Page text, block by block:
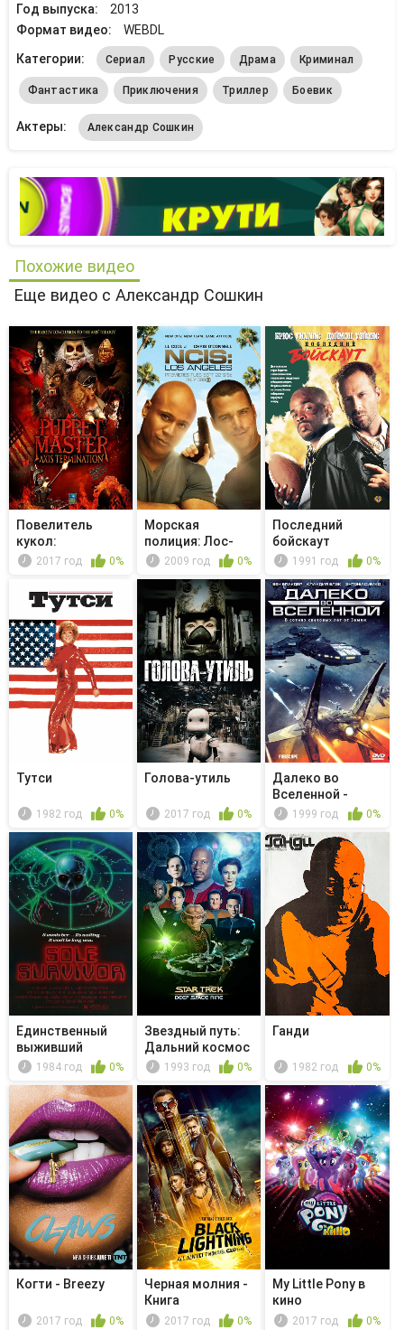
Год выпуска:
2013
Формат видео:
WEBDL
Категории:
Сериал Русские Драма Криминал
Фантастика Приключения Триллер Боевик
Актеры: Александр Сошкин
Похожие видео
Еще видео с Александр Сошкин
Повелитель
кукол:
Уничтожение оси
2017 год 0%
Морская
полиция: Лос-
Анджелес -
2009 год 0%
Последний
бойскаут
1991 год 0%
Тутси
1982 год 0%
Голова-утиль
2017 год 0%
Далеко во
Вселенной -
Второй раз я не...
1999 год 0%
Единственный
выживший
1984 год 0%
Звездный путь:
Дальний космос
9 - Не ...
1993 год 0%
Ганди
1982 год 0%
Когти - Breezy
2017 год 0%
Черная молния -
Книга
объединения.
2017 год 0%
My Little Pony в
кино
2017 год 0%